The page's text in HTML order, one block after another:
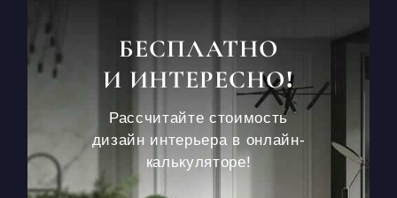
БЕСПЛАТНО
И ИНТЕРЕСНО!
Рассчитайте стоимость
дизайн интерьера в онлайн-
калькуляторе!